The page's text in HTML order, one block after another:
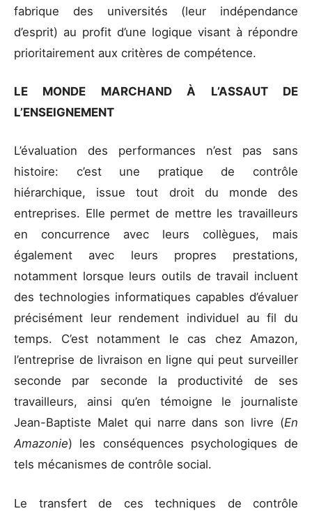
fabrique des universités (leur indépendance
d’esprit) au profit d’une logique visant à répondre
prioritairement aux critères de compétence.
LE MONDE MARCHAND À L’ASSAUT DE
L’ENSEIGNEMENT
L’évaluation des performances n’est pas sans
histoire: c’est une pratique de contrôle
hiérarchique, issue tout droit du monde des
entreprises. Elle permet de mettre les travailleurs
en concurrence avec leurs collègues, mais
également avec leurs propres prestations,
notamment lorsque leurs outils de travail incluent
des technologies informatiques capables d’évaluer
précisément leur rendement individuel au fil du
temps. C’est notamment le cas chez Amazon,
l’entreprise de livraison en ligne qui peut surveiller
seconde par seconde la productivité de ses
travailleurs, ainsi qu’en témoigne le journaliste
Jean-Baptiste Malet qui narre dans son livre (En
Amazonie) les conséquences psychologiques de
tels mécanismes de contrôle social.
Le transfert de ces techniques de contrôle